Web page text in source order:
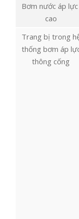
Bơm nước áp lực
cao
Trang bị trong
thống bơm áp
thông cống